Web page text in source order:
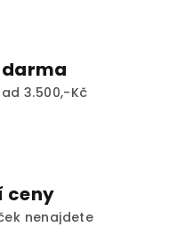
3.500,-Kč
ceny
nenajdete